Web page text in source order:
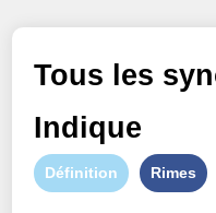
Tous les
Indique
Définition Rimes